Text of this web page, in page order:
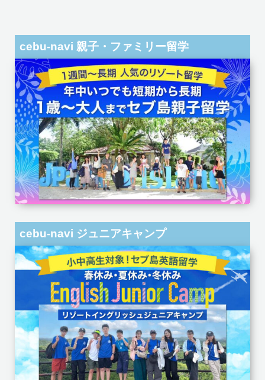
cebu-navi 親子・ファミリー留学
cebu-navi ジュニアキャンプ